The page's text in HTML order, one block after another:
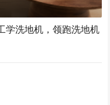
学洗地机，领跑洗地机